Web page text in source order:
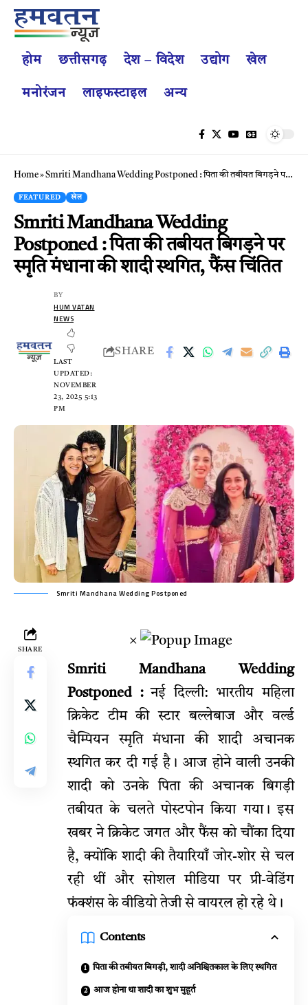
होम छत्तीसगढ़ देश – विदेश उद्योग खेल
मनोरंजन लाइफस्टाइल अन्य
Home»Smriti Mandhana Wedding Postponed : पिता की तबीयत बिगड़ने पर स्मृति मंधाना की शादी स्थगित, फैंस चिंतित
FEATURED खेल
Smriti Mandhana Wedding
Postponed : पिता की तबीयत बिगड़ने पर
स्मृति मंधाना की शादी स्थगित, फैंस चिंतित
LAST
UPDATED:
NOVEMBER
23, 2025 5:13
PM
BY
HUM VATAN
NEWS
SHARE
Smriti Mandhana Wedding Postponed
SHARE
×
Smriti Mandhana Wedding
Postponed :नई दिल्ली: भारतीय महिला
क्रिकेट टीम की स्टार बल्लेबाज और वर्ल्ड
चैम्पियन स्मृति मंधाना की शादी अचानक
स्थगित कर दी गई है। आज होने वाली उनकी
शादी को उनके पिता की अचानक बिगड़ी
तबीयत के चलते पोस्टपोन किया गया। इस
खबर ने क्रिकेट जगत और फैंस को चौंका दिया
है, क्योंकि शादी की तैयारियाँ जोर-शोर से चल
रही थीं और सोशल मीडिया पर प्री-वेडिंग
फंक्शंस के वीडियो तेजी से वायरल हो रहे थे।
Contents
पिता की तबीयत बिगड़ी, शादी अनिश्चितकाल के लिए स्थगित
आज होना था शादी का शुभ मुहूर्त